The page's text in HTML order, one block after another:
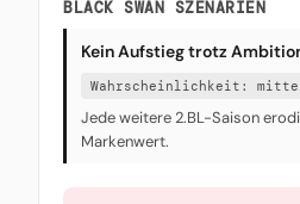
BLACK SWAN SZENARIEN
Kein Aufstieg trotz
Wahrscheinlichkeit:
Jede weitere 2.BL-Saison
Markenwert.